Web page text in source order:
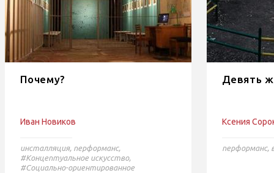
Почему?
Иван Новиков
инсталляция, перформанс,
#Концептуальное искусство,
#Социально-ориентированное
Девять
Ксения
перформанс,